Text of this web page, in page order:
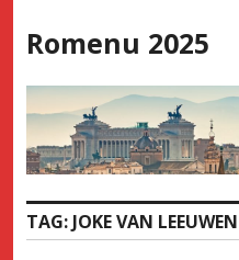
to
Romenu 2025
TAG: JOKE VAN LEEUWEN